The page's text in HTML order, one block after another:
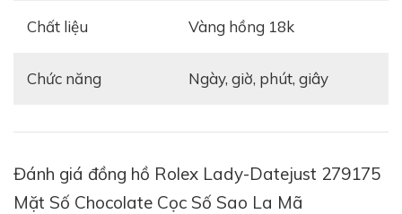
Dây đeo đồng hồ cũng được làm từ vàng hồng 18k,
giữa có phần to hơn hai mối nối hai bên nhằm tạo
Chất liệu Vàng hồng 18k
Chức năng Ngày, giờ, phút, giây
Đánh giá đồng hồ Rolex Lady-Datejust 279175
Mặt Số Chocolate Cọc Số Sao La Mã